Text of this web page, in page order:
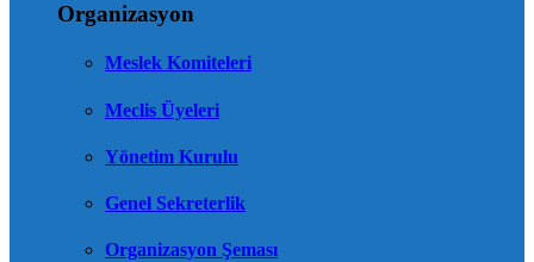
Organizasyon
Meslek Komiteleri
Meclis Üyeleri
Yönetim Kurulu
Genel Sekreterlik
Organizasyon Şeması